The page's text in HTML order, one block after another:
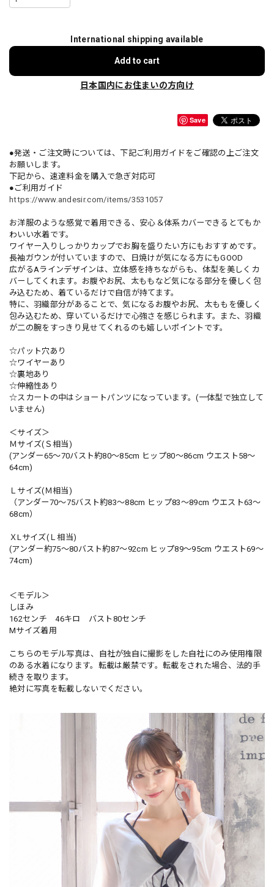
International shipping available
Add to cart
日本国内にお住まいの方向け
Save
●発送・ご注文時については、下記ご利用ガイドをご確認の上ご注文
お願いします。
下記から、速達料金を購入で急ぎ対応可
●ご利用ガイド
https://www.andesir.com/items/3531057
お洋服のような感覚で着用できる、安心＆体系カバーできるとてもか
わいい水着です。
ワイヤー入りしっかりカップでお胸を盛りたい方にもおすすめです。
長袖ガウンが付いていますので、日焼けが気になる方にもGOOD
広がるAラインデザインは、立体感を持ちながらも、体型を美しくカ
バーしてくれます。お腹やお尻、太ももなど気になる部分を優しく包
み込むため、着ているだけで自信が持てます。
特に、羽織部分があることで、気になるお腹やお尻、太ももを優しく
包み込むため、穿いているだけで心強さを感じられます。また、羽織
が二の腕をすっきり見せてくれるのも嬉しいポイントです。
☆パット穴あり
☆ワイヤーあり
☆裏地あり
☆伸縮性あり
☆スカートの中はショートパンツになっています。(一体型で独立して
いません)
＜サイズ＞
Ｍサイズ(Ｓ相当)
(アンダー65～70バスト約80〜85cm ヒップ80〜86cm ウエスト58〜
64cm)
Ｌサイズ(Ｍ相当)
（アンダー70～75バスト約83〜88cm ヒップ83〜89cm ウエスト63〜
68cm）
ＸLサイズ(Ｌ相当)
(アンダー約75～80バスト約87〜92cm ヒップ89〜95cm ウエスト69〜
74cm)
＜モデル＞
しほみ
162センチ 46キロ バスト80センチ
Mサイズ着用
こちらのモデル写真は、自社が独自に撮影をした自社にのみ使用権限
のある水着になります。転載は厳禁です。転載をされた場合、法的手
続きを取ります。
絶対に写真を転載しないでください。